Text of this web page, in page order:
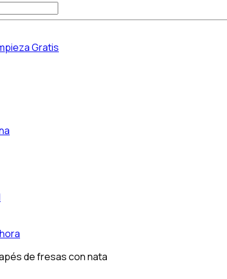
Gratis
de fresas con nata